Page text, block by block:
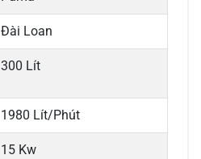
Đài Loan
300 Lít
1980 Lít/Phút
15 Kw